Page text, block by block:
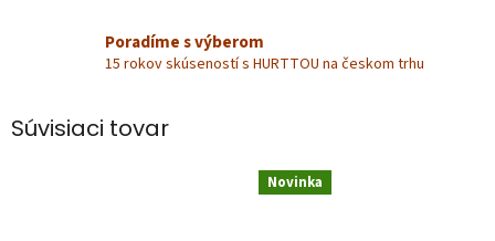
Poradíme s výberom
15 rokov skúseností s HURTTOU na českom trhu
Súvisiaci tovar
Novinka